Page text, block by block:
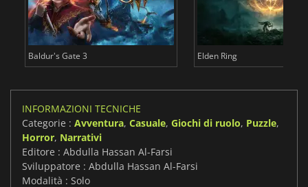
Baldur's Gate 3 Elden Ring
INFORMAZIONI TECNICHE
Categorie : Avventura, Casuale, Giochi di ruolo, Puzzle,
Horror, Narrativi
Editore : Abdulla Hassan Al-Farsi
Sviluppatore : Abdulla Hassan Al-Farsi
Modalità : Solo